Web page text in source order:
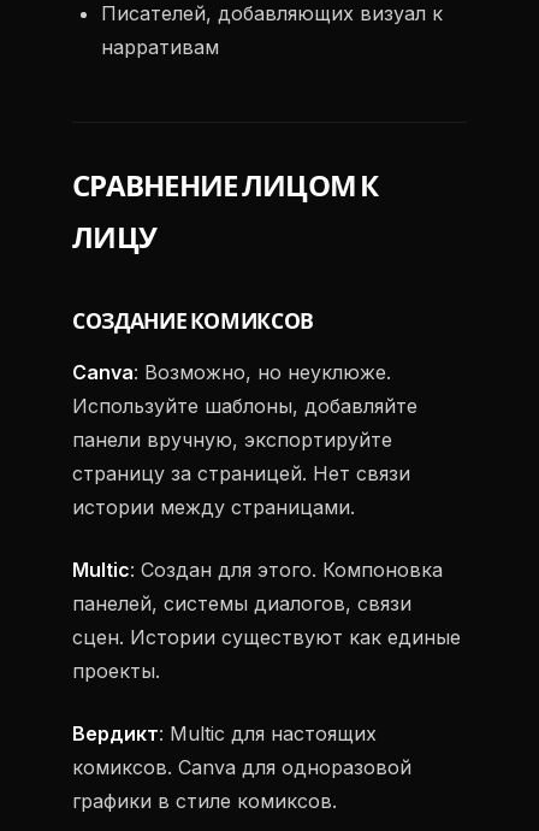
Писателей, добавляющих визуал к
нарративам
СРАВНЕНИЕ ЛИЦОМ К
ЛИЦУ
СОЗДАНИЕ КОМИКСОВ
Canva: Возможно, но неуклюже.
Используйте шаблоны, добавляйте
панели вручную, экспортируйте
страницу за страницей. Нет связи
истории между страницами.
Multic: Создан для этого. Компоновка
панелей, системы диалогов, связи
сцен. Истории существуют как единые
проекты.
Вердикт: Multic для настоящих
комиксов. Canva для одноразовой
графики в стиле комиксов.